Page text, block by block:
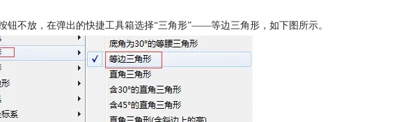
钮不放，在弹出的快捷工具箱选择“三角形”——等边三角形，如下图所示。